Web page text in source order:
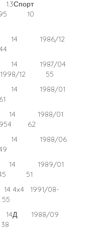
1.3Спорт
95 10
14 1986/12
14 1987/04
12 55
14 1988/01
14 1988/01
62
14 1988/06
14 1989/01
51
1991/08-
1988/09